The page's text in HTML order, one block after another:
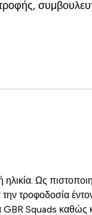
Ως
τροφοδοσία
Squads καθώς